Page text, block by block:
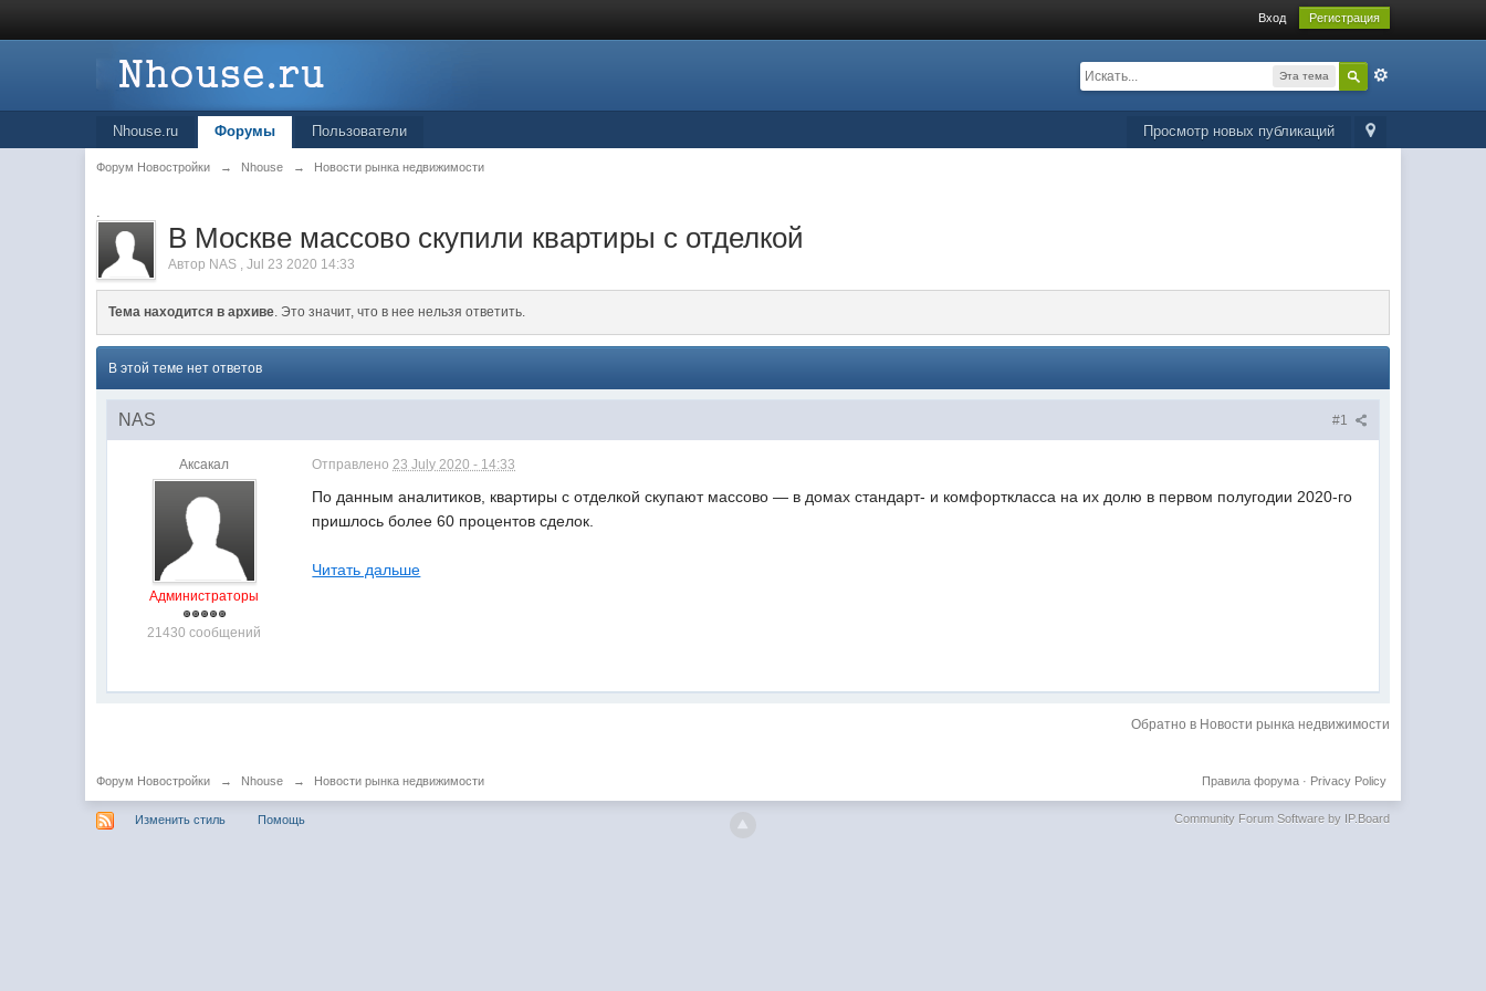
Вход Регистрация
Эта тема
Просмотр новых публикаций
Nhouse.ru Форумы Пользователи
Форум Новостройки → Nhouse → Новости рынка недвижимости
.
В Москве массово скупили квартиры с отделкой
Автор NAS ,Jul 23 2020 14:33
Тема находится в архиве. Это значит, что в нее нельзя ответить.
В этой теме нет ответов
#1
NAS
Аксакал
Администраторы
21430 сообщений
Отправлено23 July 2020 - 14:33
По данным аналитиков, квартиры с отделкой скупают массово — в домах стандарт- и комфорткласса на их долю в первом полугодии 2020-го
пришлось более 60 процентов сделок.
Читать дальше
Обратно в Новости рынка недвижимости
Форум Новостройки → Nhouse → Новости рынка недвижимости Privacy Policy
Правила форума·
Изменить стиль Помощь Community Forum Software by IP.Board